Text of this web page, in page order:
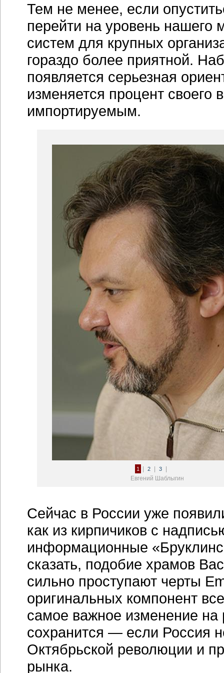
Тем не менее, если
перейти на уровень
систем для крупных
гораздо более приятной.
появляется серьезная
изменяется процент
импортируемым.
1 2 3
Евгений Шаблыгин
Сейчас в России уже
как из кирпичиков с
информационные
сказать, подобие храмов
сильно проступают черты
оригинальных компонент
самое важное изменение
сохранится — если Россия
Октябрьской революции и
рынка.